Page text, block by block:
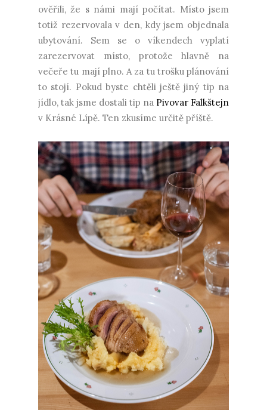
ověřili, že s námi mají počítat. Místo jsem
totiž rezervovala v den, kdy jsem objednala
ubytování. Sem se o víkendech vyplatí
zarezervovat místo, protože hlavně na
večeře tu mají plno. A za tu trošku plánování
to stojí. Pokud byste chtěli ještě jiný tip na
jídlo, tak jsme dostali tip na Pivovar Falkštejn
v Krásné Lípě. Ten zkusíme určitě příště.